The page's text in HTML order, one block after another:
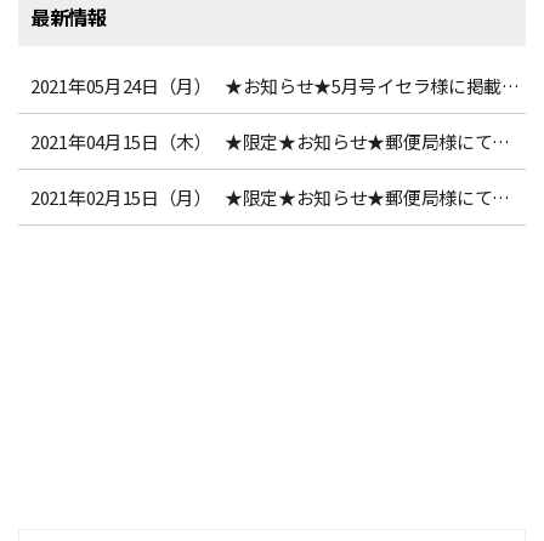
最新情報
2021年05月24日（月） ★お知らせ★5月号イセラ様に掲載されました！
2021年04月15日（木） ★限定★お知らせ★郵便局様にてご覧ください！
2021年02月15日（月） ★限定★お知らせ★郵便局様にてご覧ください！